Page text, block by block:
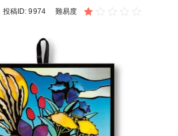
投稿ID:9974 難易度